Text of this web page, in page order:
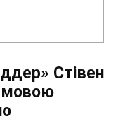
Стівен
мовою